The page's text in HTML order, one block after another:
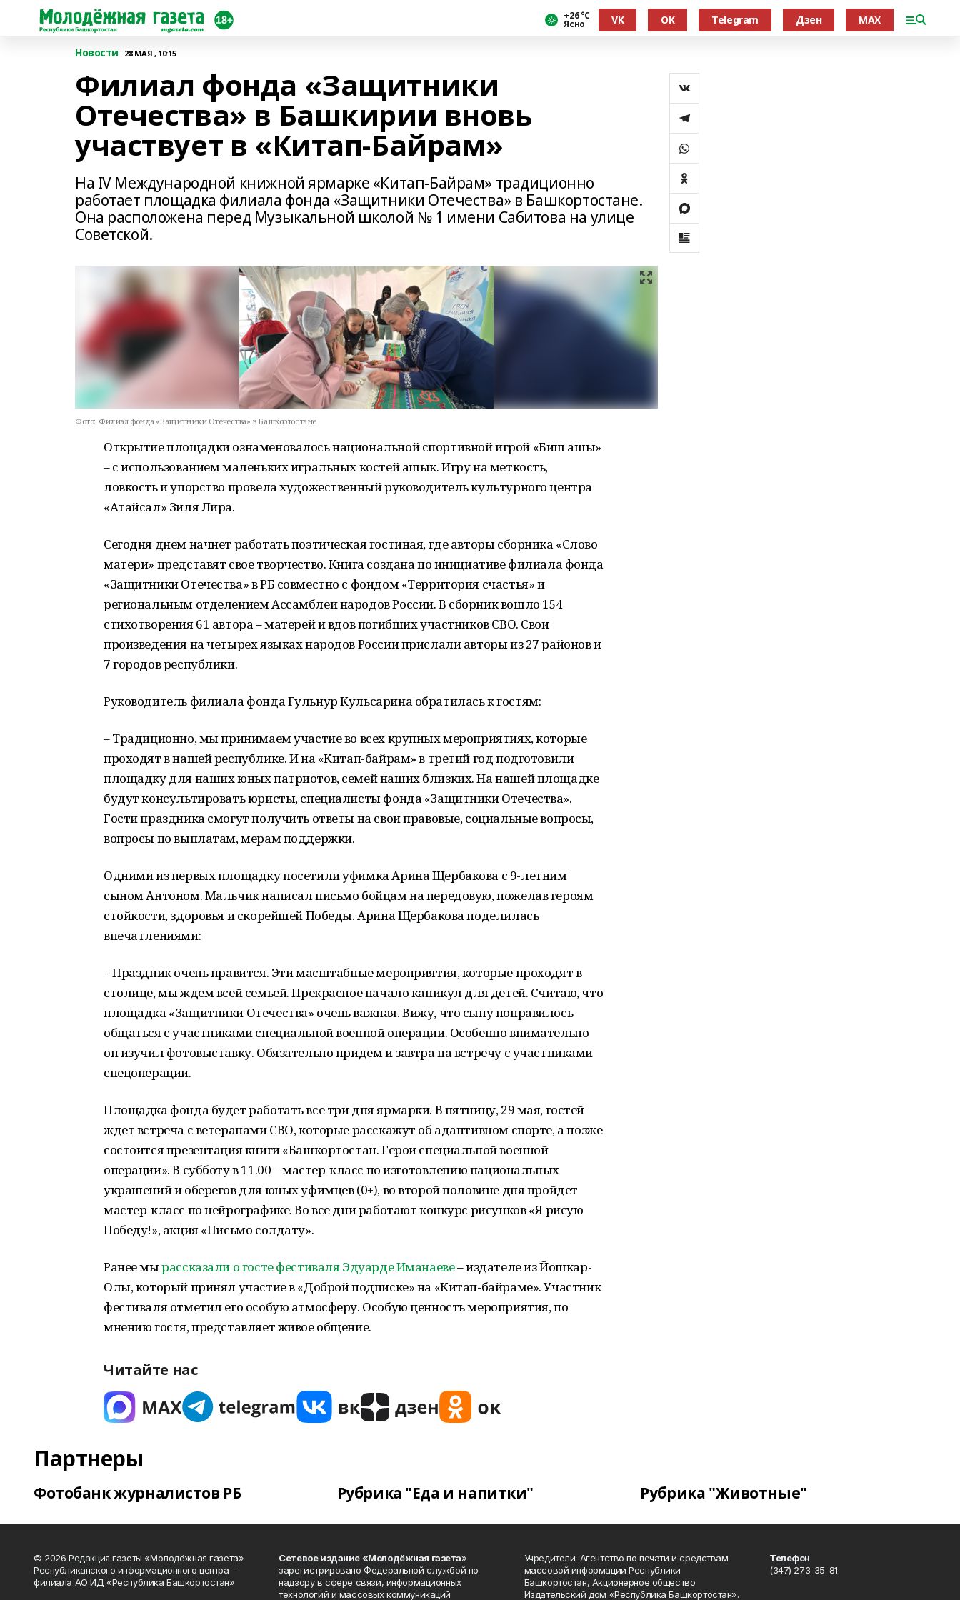
+26 °С
Ясно VK OK Telegram Дзен MAX
Новости 28 МАЯ , 10:15
Филиал фонда «Защитники
Отечества» в Башкирии вновь
участвует в «Китап-Байрам»
На IV Международной книжной ярмарке «Китап-Байрам» традиционно
работает площадка филиала фонда «Защитники Отечества» в Башкортостане.
Она расположена перед Музыкальной школой № 1 имени Сабитова на улице
Советской.
Фото: Филиал фонда «Защитники Отечества» в Башкортостане
Открытие площадки ознаменовалось национальной спортивной игрой «Биш ашыҡ»
– с использованием маленьких игральных костей ашык. Игру на меткость,
ловкость и упорство провела художественный руководитель культурного центра
«Атайсал» Зиля Лира.
Сегодня днем начнет работать поэтическая гостиная, где авторы сборника «Слово
матери» представят свое творчество. Книга создана по инициативе филиала фонда
«Защитники Отечества» в РБ совместно с фондом «Территория счастья» и
региональным отделением Ассамблеи народов России. В сборник вошло 154
стихотворения 61 автора – матерей и вдов погибших участников СВО. Свои
произведения на четырех языках народов России прислали авторы из 27 районов и
7 городов республики.
Руководитель филиала фонда Гульнур Кульсарина обратилась к гостям:
– Традиционно, мы принимаем участие во всех крупных мероприятиях, которые
проходят в нашей республике. И на «Китап-байрам» в третий год подготовили
площадку для наших юных патриотов, семей наших близких. На нашей площадке
будут консультировать юристы, специалисты фонда «Защитники Отечества».
Гости праздника смогут получить ответы на свои правовые, социальные вопросы,
вопросы по выплатам, мерам поддержки.
Одними из первых площадку посетили уфимка Арина Щербакова с 9-летним
сыном Антоном. Мальчик написал письмо бойцам на передовую, пожелав героям
стойкости, здоровья и скорейшей Победы. Арина Щербакова поделилась
впечатлениями:
– Праздник очень нравится. Эти масштабные мероприятия, которые проходят в
столице, мы ждем всей семьей. Прекрасное начало каникул для детей. Считаю, что
площадка «Защитники Отечества» очень важная. Вижу, что сыну понравилось
общаться с участниками специальной военной операции. Особенно внимательно
он изучил фотовыставку. Обязательно придем и завтра на встречу с участниками
спецоперации.
Площадка фонда будет работать все три дня ярмарки. В пятницу, 29 мая, гостей
ждет встреча с ветеранами СВО, которые расскажут об адаптивном спорте, а позже
состоится презентация книги «Башкортостан. Герои специальной военной
операции». В субботу в 11.00 – мастер-класс по изготовлению национальных
украшений и оберегов для юных уфимцев (0+), во второй половине дня пройдет
мастер-класс по нейрографике. Во все дни работают конкурс рисунков «Я рисую
Победу!», акция «Письмо солдату».
Ранее мырассказали о госте фестиваля Эдуарде Иманаеве– издателе из Йошкар-
Олы, который принял участие в «Доброй подписке» на «Китап-байраме». Участник
фестиваля отметил его особую атмосферу. Особую ценность мероприятия, по
мнению гостя, представляет живое общение.
Читайте нас
Партнеры
Фотобанк журналистов РБ Рубрика "Еда и напитки" Рубрика "Животные"
© 2026 Редакция газеты «Молодёжная газета»
Республиканского информационного центра –
филиала АО ИД «Республика Башкортостан»
Сетевое издание «Молодёжная газета»
зарегистрировано Федеральной службой по
надзору в сфере связи, информационных
технологий и массовых коммуникаций
Учредители: Агентство по печати и средствам
массовой информации Республики
Башкортостан, Акционерное общество
Издательский дом «Республика Башкортостан».
Телефон
(347) 273-35-81